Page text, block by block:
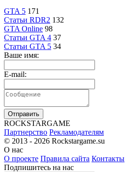
GTA 5 171
Статьи RDR2 132
GTA Online 98
Статьи GTA 4 37
Статьи GTA 5 34
Ваше имя:
E-mail:
Отправить
ROCKSTARGAME
Партнерство Рекламодателям
© 2013 - 2026 Rockstargame.su
О нас
О проекте Правила сайта Контакты
Подпишитесь на нас